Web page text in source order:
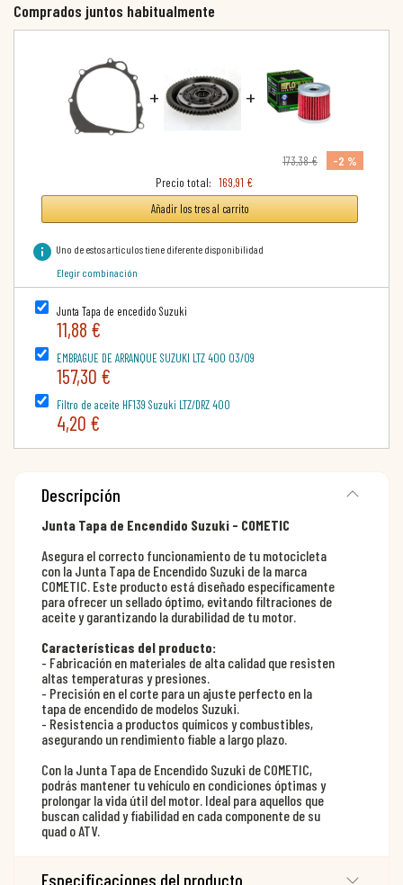
Comprados juntos habitualmente
+ +
173,38 €
-2 %
Precio total: 169,91 €
Añadir los tres al carrito
info Uno de estos artículos tiene diferente disponibilidad
Elegir combinación
Junta Tapa de encedido Suzuki
11,88 €
EMBRAGUE DE ARRANQUE SUZUKI LTZ 400 03/09
157,30 €
Filtro de aceite HF139 Suzuki LTZ/DRZ 400
4,20 €
Descripción
Junta Tapa de Encendido Suzuki - COMETIC
Asegura el correcto funcionamiento de tu motocicleta
con la Junta Tapa de Encendido Suzuki de la marca
COMETIC. Este producto está diseñado específicamente
para ofrecer un sellado óptimo, evitando filtraciones de
aceite y garantizando la durabilidad de tu motor.
Características del producto:
- Fabricación en materiales de alta calidad que resisten
altas temperaturas y presiones.
- Precisión en el corte para un ajuste perfecto en la
tapa de encendido de modelos Suzuki.
- Resistencia a productos químicos y combustibles,
asegurando un rendimiento fiable a largo plazo.
Con la Junta Tapa de Encendido Suzuki de COMETIC,
podrás mantener tu vehículo en condiciones óptimas y
prolongar la vida útil del motor. Ideal para aquellos que
buscan calidad y fiabilidad en cada componente de su
quad o ATV.
Especificaciones del producto